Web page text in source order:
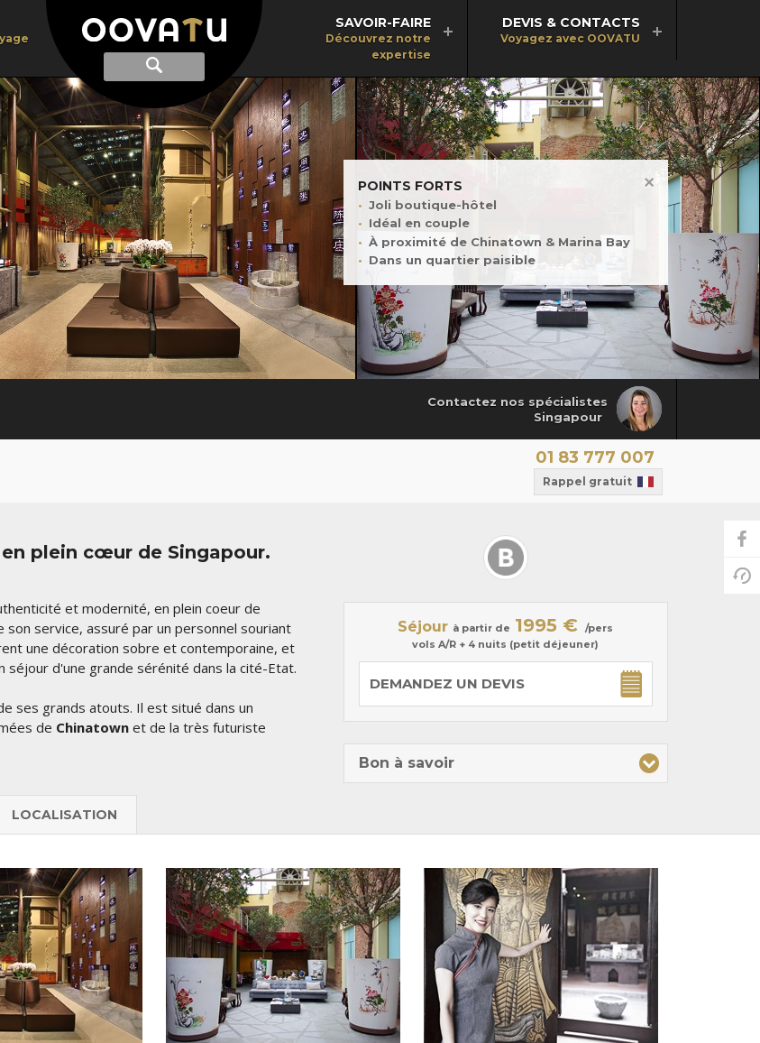
Afficher
recherche
Recherche
SAVOIR-FAIRE
Découvrez notre
expertise
DEVIS & CONTACTS
Voyagez avec OOVATU
POINTS FORTS
Joli boutique-hôtel
Idéal en couple
À proximité de Chinatown & Marina Bay
Dans un quartier paisible
Contactez nos spécialistes
Singapour
01 83 777 007
Rappel gratuit
plein cœur de Singapour.
et modernité, en plein coeur de
service, assuré par un personnel souriant
une décoration sobre et contemporaine, et
d'une grande sérénité dans la cité-Etat.
ses grands atouts. Il est situé dans un
de Chinatown et de la très futuriste
Séjour à partir de 1995 € /pers
vols A/R + 4 nuits (petit déjeuner)
DEMANDEZ UN DEVIS
Bon à savoir
LOCALISATION